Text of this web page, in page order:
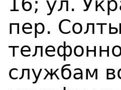
пер.
службам